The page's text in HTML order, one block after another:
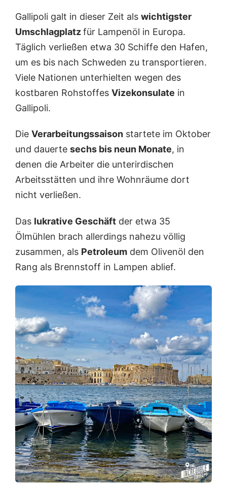
Gallipoli galt in dieser Zeit als wichtigster
Umschlagplatzfür Lampenöl in Europa.
Täglich verließen etwa 30 Schiffe den Hafen,
um es bis nach Schweden zu transportieren.
Viele Nationen unterhielten wegen des
kostbaren Rohstoffes Vizekonsulate in
Gallipoli.
Die Verarbeitungssaison startete im Oktober
und dauerte sechs bis neun Monate, in
denen die Arbeiter die unterirdischen
Arbeitsstätten und ihre Wohnräume dort
nicht verließen.
Das lukrative Geschäft der etwa 35
Ölmühlen brach allerdings nahezu völlig
zusammen, als Petroleum dem Olivenöl den
Rang als Brennstoff in Lampen ablief.